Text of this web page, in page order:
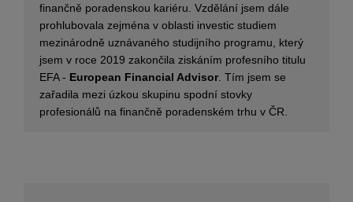
finančně poradenskou kariéru. Vzdělání jsem dále
prohlubovala zejména v oblasti investic studiem
mezinárodně uznávaného studijního programu, který
jsem v roce 2019 zakončila ziskáním profesního titulu
EFA - European Financial Advisor. Tím jsem se
zařadila mezi úzkou skupinu spodní stovky
profesionálů na finančně poradenském trhu v ČR.